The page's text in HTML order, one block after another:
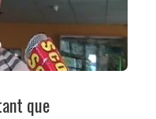
que